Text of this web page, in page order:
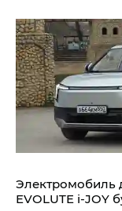
Электромобиль
EVOLUTE i‑JOY